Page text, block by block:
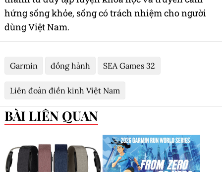
hứng sống khỏe, sống có trách nhiệm cho người
dùng Việt Nam.
Garmin đồng hành SEA Games 32
Liên đoàn điền kinh Việt Nam
BÀI LIÊN QUAN